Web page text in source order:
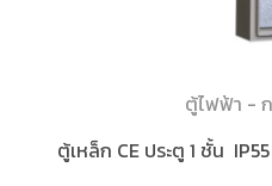
ตู้ไฟฟ้า -
ตู้เหล็ก CE ประตู 1 ชั้น